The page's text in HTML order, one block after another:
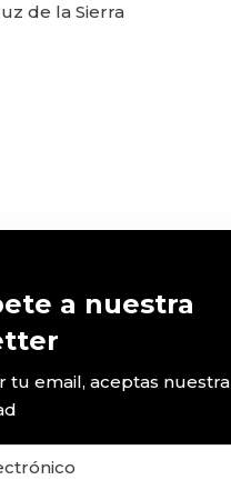
de la Sierra
a nuestra
tu email, aceptas nuestra